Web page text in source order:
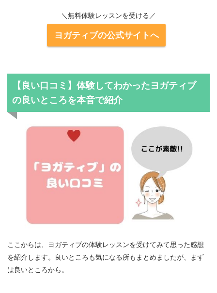
＼無料体験レッスンを受ける／
ヨガティブの公式サイトへ
【良い口コミ】体験してわかったヨガティブ
の良いところを本音で紹介
ここからは、ヨガティブの体験レッスンを受けてみて思った感想
を紹介します。良いところも気になる所もまとめましたが、まず
は良いところから。